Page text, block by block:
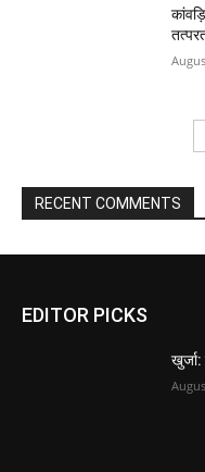
RECENT COMMENTS
EDITOR PICKS